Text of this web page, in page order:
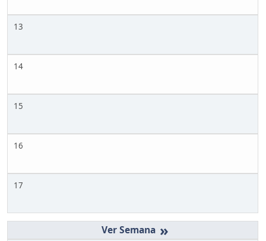
13
14
15
16
17
»